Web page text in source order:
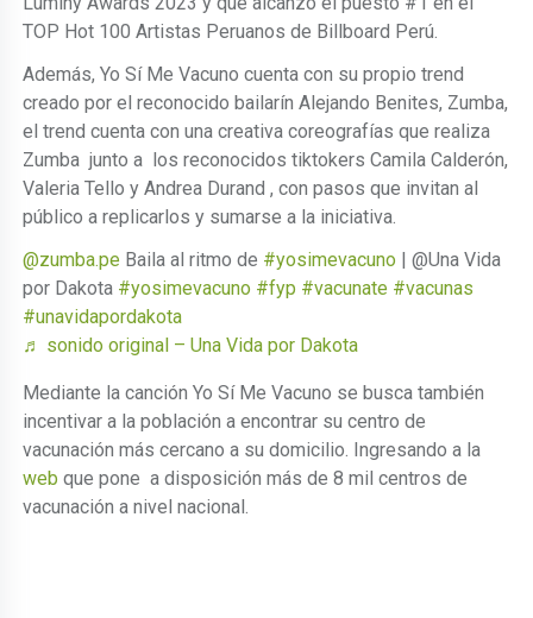
TOP Hot 100 Artistas Peruanos de Billboard Perú.
Además, Yo Sí Me Vacuno cuenta con su propio trend
creado por el reconocido bailarín Alejando Benites, Zumba,
el trend cuenta con una creativa coreografías que realiza
Zumba junto a los reconocidos tiktokers Camila Calderón,
Valeria Tello y Andrea Durand , con pasos que invitan al
público a replicarlos y sumarse a la iniciativa.
@zumba.pe Baila al ritmo de #yosimevacuno | @Una Vida
por Dakota #yosimevacuno #fyp #vacunate #vacunas
#unavidapordakota
♬ sonido original – Una Vida por Dakota
Mediante la canción Yo Sí Me Vacuno se busca también
incentivar a la población a encontrar su centro de
vacunación más cercano a su domicilio. Ingresando a la
web que pone a disposición más de 8 mil centros de
vacunación a nivel nacional.